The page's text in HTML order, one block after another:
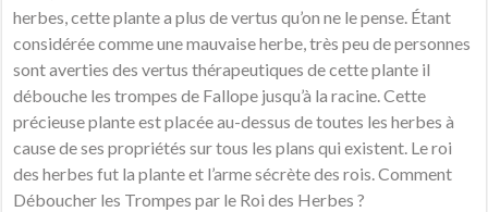
herbes, cette plante a plus de vertus qu’on ne le pense. Étant
considérée comme une mauvaise herbe, très peu de personnes
sont averties des vertus thérapeutiques de cette plante il
débouche les trompes de Fallope jusqu’à la racine. Cette
précieuse plante est placée au-dessus de toutes les herbes à
cause de ses propriétés sur tous les plans qui existent. Le roi
des herbes fut la plante et l’arme sécrète des rois. Comment
Déboucher les Trompes par le Roi des Herbes ?